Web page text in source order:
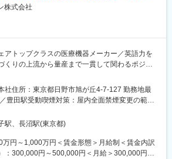
実施、行政（厚労省、PMDA）担当者、Global
通して、体外診断用医薬品、医療機器（プログ
む）の製造販売の許認可申請および取得、並び
連業務（変更管理、包材・各種資料の確認な
ネージャー1名、メンバー13名で構成されてお
タッフでの採用となった方には、ジュニアスタ
期待しております。
さである効率性や就業環境の柔軟性などに注力
業の良さであるチームプレーも重視する、まさ
株式会社
アトップクラスの医療機器メーカー／英語力を
くりの上流から量産まで一貫して関わるポジシ
および海外拠点からの製造プロセス導入におい
核として工程設計から量産立ち上げまでをリー
設備検討・レイアウト構想・作業設計に加え、
制を満たすための仕組みづくりも担当、設計・
様なメンバーと協働しながら、現場に根付く最
社住所：東京都日野市旭が丘4-7-127 勤務地最
豊田駅受動喫煙対策：屋内全面禁煙変更の範
事業所（リモートワーク含む）
駅、長沼駅(東京都)
万円～1,000万円＜賃金形態＞月給制＜賃金内訳
：300,000円～500,000円＜月給＞300,000円～